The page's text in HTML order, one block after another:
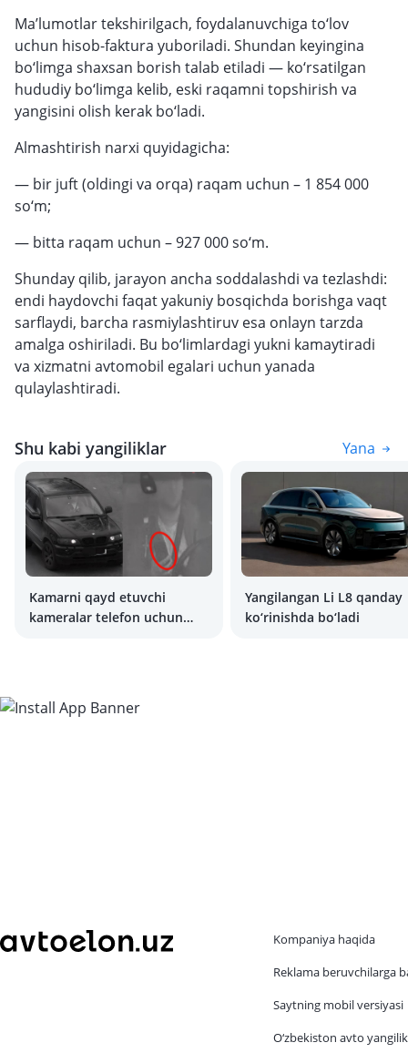
Ma’lumotlar tekshirilgach, foydalanuvchiga to‘lov
uchun hisob-faktura yuboriladi. Shundan keyingina
bo‘limga shaxsan borish talab etiladi — ko‘rsatilgan
hududiy bo‘limga kelib, eski raqamni topshirish va
yangisini olish kerak bo‘ladi.
Almashtirish narxi quyidagicha:
— bir juft (oldingi va orqa) raqam uchun – 1 854 000
so‘m;
— bitta raqam uchun – 927 000 so‘m.
Shunday qilib, jarayon ancha soddalashdi va tezlashdi:
endi haydovchi faqat yakuniy bosqichda borishga vaqt
sarflaydi, barcha rasmiylashtiruv esa onlayn tarzda
amalga oshiriladi. Bu bo‘limlardagi yukni kamaytiradi
va xizmatni avtomobil egalari uchun yanada
qulaylashtiradi.
Shu kabi yangiliklar Yana
Kamarni qayd etuvchi
kameralar telefon uchun
Yangilangan Li L8 qanday
ko‘rinishda bo‘ladi
Kompaniya haqida
Reklama beruvchilarga
Saytning mobil versiyasi
O‘zbekiston avto